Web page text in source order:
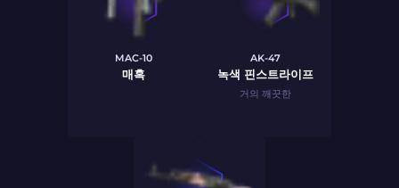
MAC-10
매혹
AK-47
녹색 핀스트라이프
거의 깨끗한